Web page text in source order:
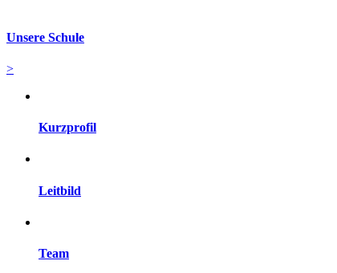
Unsere Schule
>
Kurzprofil
Leitbild
Team